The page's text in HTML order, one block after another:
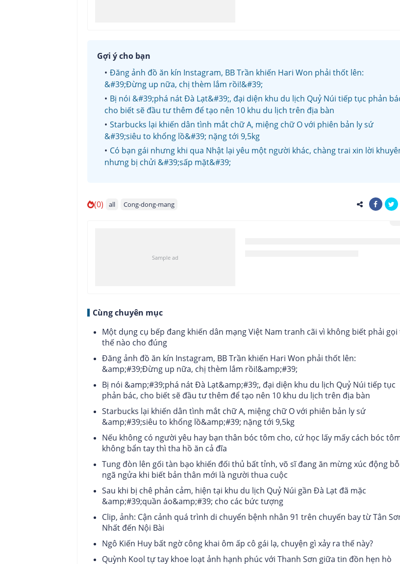
Gợi ý cho bạn
Đăng ảnh đồ ăn kín Instagram, BB Trần khiến Hari Won phải thốt lên:
&#39;Đừng up nữa, chị thèm lắm rồi!&#39;
Bị nói &#39;phá nát Đà Lạt&#39;, đại diện khu du lịch Quỷ Núi tiếp tục phản
cho biết sẽ đầu tư thêm để tạo nên 10 khu du lịch trên địa bàn
Starbucks lại khiến dân tình mắt chữ A, miệng chữ O với phiên bản ly sứ
&#39;siêu to khổng lồ&#39; nặng tới 9,5kg
Có bạn gái nhưng khi qua Nhật lại yêu một người khác, chàng trai xin lời
nhưng bị chửi &#39;sấp mặt&#39;
(0) all Cong-dong-mang
Cùng chuyên mục
Một dụng cụ bếp đang khiến dân mạng Việt Nam tranh cãi vì không biết phải gọi
thế nào cho đúng
Đăng ảnh đồ ăn kín Instagram, BB Trần khiến Hari Won phải thốt lên:
&amp;#39;Đừng up nữa, chị thèm lắm rồi!&amp;#39;
Bị nói &amp;#39;phá nát Đà Lạt&amp;#39;, đại diện khu du lịch Quỷ Núi tiếp tục
phản bác, cho biết sẽ đầu tư thêm để tạo nên 10 khu du lịch trên địa bàn
Starbucks lại khiến dân tình mắt chữ A, miệng chữ O với phiên bản ly sứ
&amp;#39;siêu to khổng lồ&amp;#39; nặng tới 9,5kg
Nếu không có người yêu hay bạn thân bóc tôm cho, cứ học lấy mấy cách bóc
không bẩn tay thì tha hồ ăn cả đĩa
Tung đòn lên gối tàn bạo khiến đối thủ bất tỉnh, võ sĩ đang ăn mừng xúc động
ngã ngửa khi biết bản thân mới là người thua cuộc
Sau khi bị chê phản cảm, hiện tại khu du lịch Quỷ Núi gần Đà Lạt đã mặc
&amp;#39;quần áo&amp;#39; cho các bức tượng
Clip, ảnh: Cận cảnh quá trình di chuyển bệnh nhân 91 trên chuyến bay từ Tân
Nhất đến Nội Bài
Ngô Kiến Huy bất ngờ công khai ôm ấp cô gái lạ, chuyện gì xảy ra thế này?
Quỳnh Kool tự tay khoe loạt ảnh hạnh phúc với Thanh Sơn giữa tin đồn hẹn hò